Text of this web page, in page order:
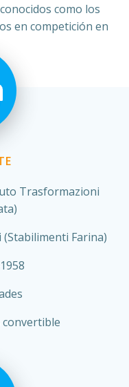
como los
en competición en
Trasformazioni
Farina)